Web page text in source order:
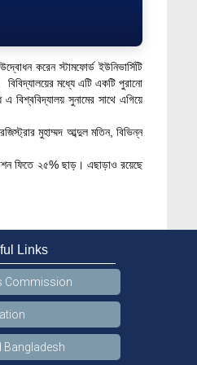
করেন স্টামফোর্ড ইউনিভার্সিটি
মধ্যে এটি একটি পুরানো
বিশ্ববিদ্যালয় সুনামের সাথে এগিয়ে
মুহাম্মদ আব্দুল মতিন, বিভিন্ন
ফিতে ২৫% ছাড়। এছাড়াও রয়েছে
Links
Commission
Bangladesh